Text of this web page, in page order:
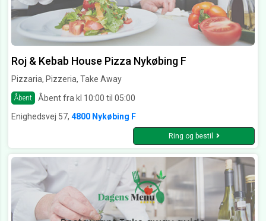
Roj & Kebab House Pizza Nykøbing F
Pizzaria, Pizzeria, Take Away
Åbent
Åbent fra kl 10:00 til 05:00
Enighedsvej 57, 4800 Nykøbing F
Ring og bestil